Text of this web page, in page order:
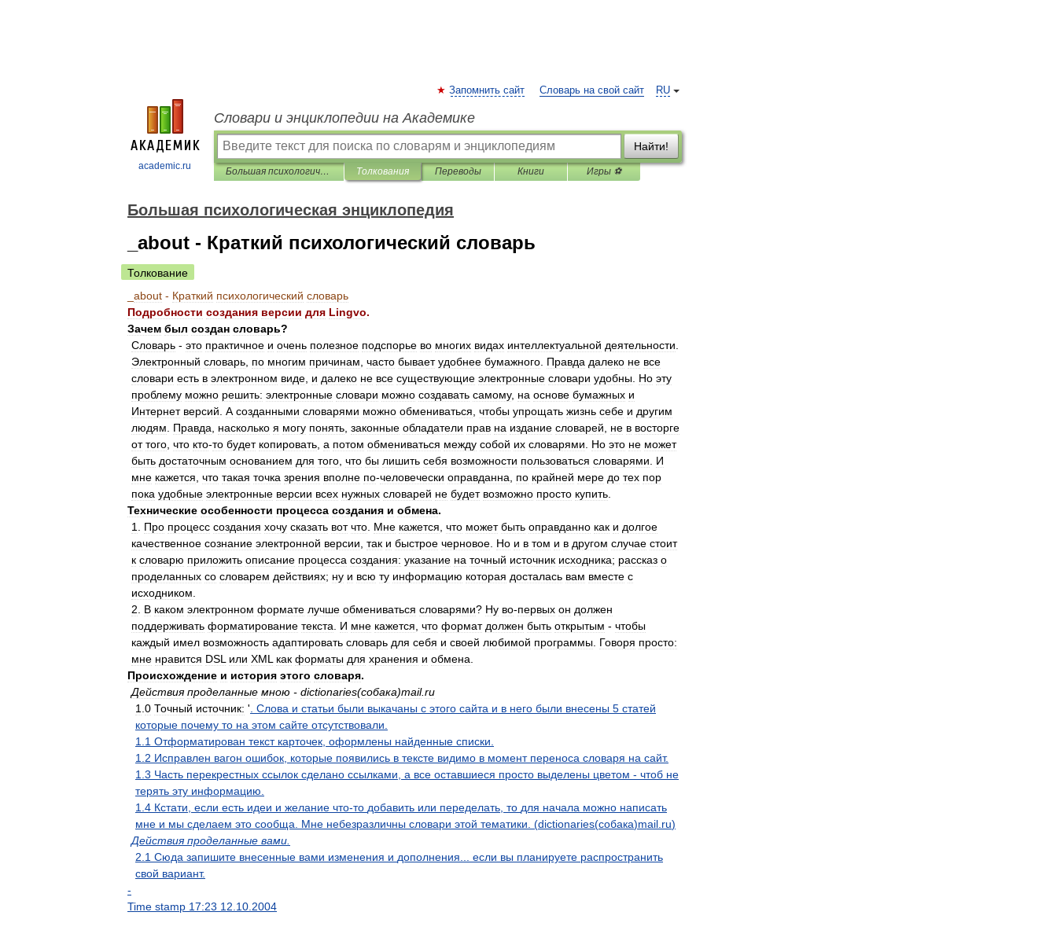
academic.ru
RU
Запомнить сайт Словарь на свой сайт
Словари и энциклопедии на Академике
Найти!
Большая психологическая энциклопедия Толкования Переводы Книги Игры ⚽
Большая психологическая энциклопедия
_about - Краткий психологический словарь
Толкование
about - Краткий психологический словарь
Подробности создания версии для Lingvo.
Зачем был создан словарь?
Словарь - это практичное и очень полезное подспорье во многих видах интеллектуальной деятельности
Электронный словарь по многим причинам часто бывает удобнее бумажного Правда далеко не все
словари есть в электронном виде и далеко не все существующие электронные словари удобны Но эту
проблему можно решить: электронные словари можно создавать самому, на основе бумажных и
Интернет версий А созданными словарями можно обмениваться чтобы упрощать жизнь себе и другим
людям
Правда насколько я могу понять законные обладатели прав на издание словарей не в восторге
от того что кто-то будет копировать а потом обмениваться между собой их словарями Но это не может
быть достаточным основанием для того что бы лишить себя возможности пользоваться словарями
И
мне кажется что такая точка зрения вполне по-человечески оправданна по крайней мере до тех пор
пока удобные электронные версии всех нужных словарей не будет возможно просто купить
Технические особенности процесса создания и обмена.
1
Про процесс создания хочу сказать вот что Мне кажется что может быть оправданно как и долгое
качественное сознание электронной версии так и быстрое черновое Но и в том и в другом случае стоит
к словарю приложить описание процесса создания: указание на точный источник исходника; рассказ о
проделанных со словарем действиях; ну и всю ту информацию которая досталась вам вместе с
исходником
2
В каком электронном формате лучше обмениваться словарями? Ну во-первых он должен
поддерживать форматирование текста И мне кажется что формат должен быть открытым - чтобы
каждый имел возможность адаптировать словарь для себя и своей любимой программы Говоря просто:
мне нравится DSL или XML как форматы для хранения и обмена
Происхождение и история этого словаря.
Действия проделанные мною - dictionaries(coбaкa)mail.ru
1 0 Точный источник: ' Слова и статьи были выкачаны с этого сайта и в него были внесены 5 статей
которые почему то на этом сайте отсутствовали
1 1 Отформатирован текст карточек оформлены найденные списки
1 2 Исправлен вагон ошибок которые появились в тексте видимо в момент переноса словаря на сайт.
1 3 Часть перекрестных ссылок сделано ссылками а все оставшиеся просто выделены цветом - чтоб не
терять эту информацию
1 4 Кстати если есть идеи и желание что-то добавить или переделать то для начала можно написать
мне и мы сделаем это сообща Мне небезразличны словари этой тематики . (dictionaries(coбaкa)mail ru)
Действия проделанные вами
2 1 Сюда запишите внесенные вами изменения и дополнения если вы планируете распространить
свой вариант.
-
Time stamp 17:23 12 10 2004